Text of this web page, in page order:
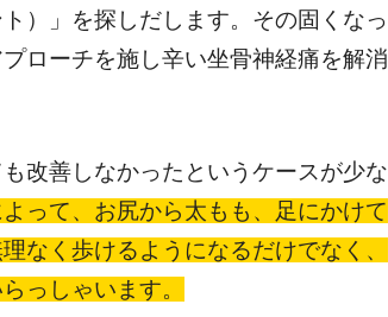
）」を探しだします。その固くなっ
ローチを施し辛い坐骨神経痛を解消
改善しなかったというケースが少な
って、お尻から太もも、足にかけて
なく歩けるようになるだけでなく、
っしゃいます。